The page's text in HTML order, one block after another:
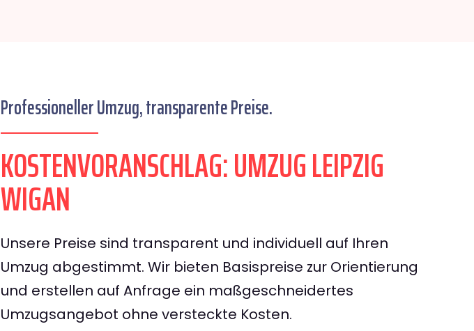
Professioneller Umzug, transparente Preise.
KOSTENVORANSCHLAG: UMZUG LEIPZIG
WIGAN
Unsere Preise sind transparent und individuell auf Ihren
Umzug abgestimmt. Wir bieten Basispreise zur Orientierung
und erstellen auf Anfrage ein maßgeschneidertes
Umzugsangebot ohne versteckte Kosten.